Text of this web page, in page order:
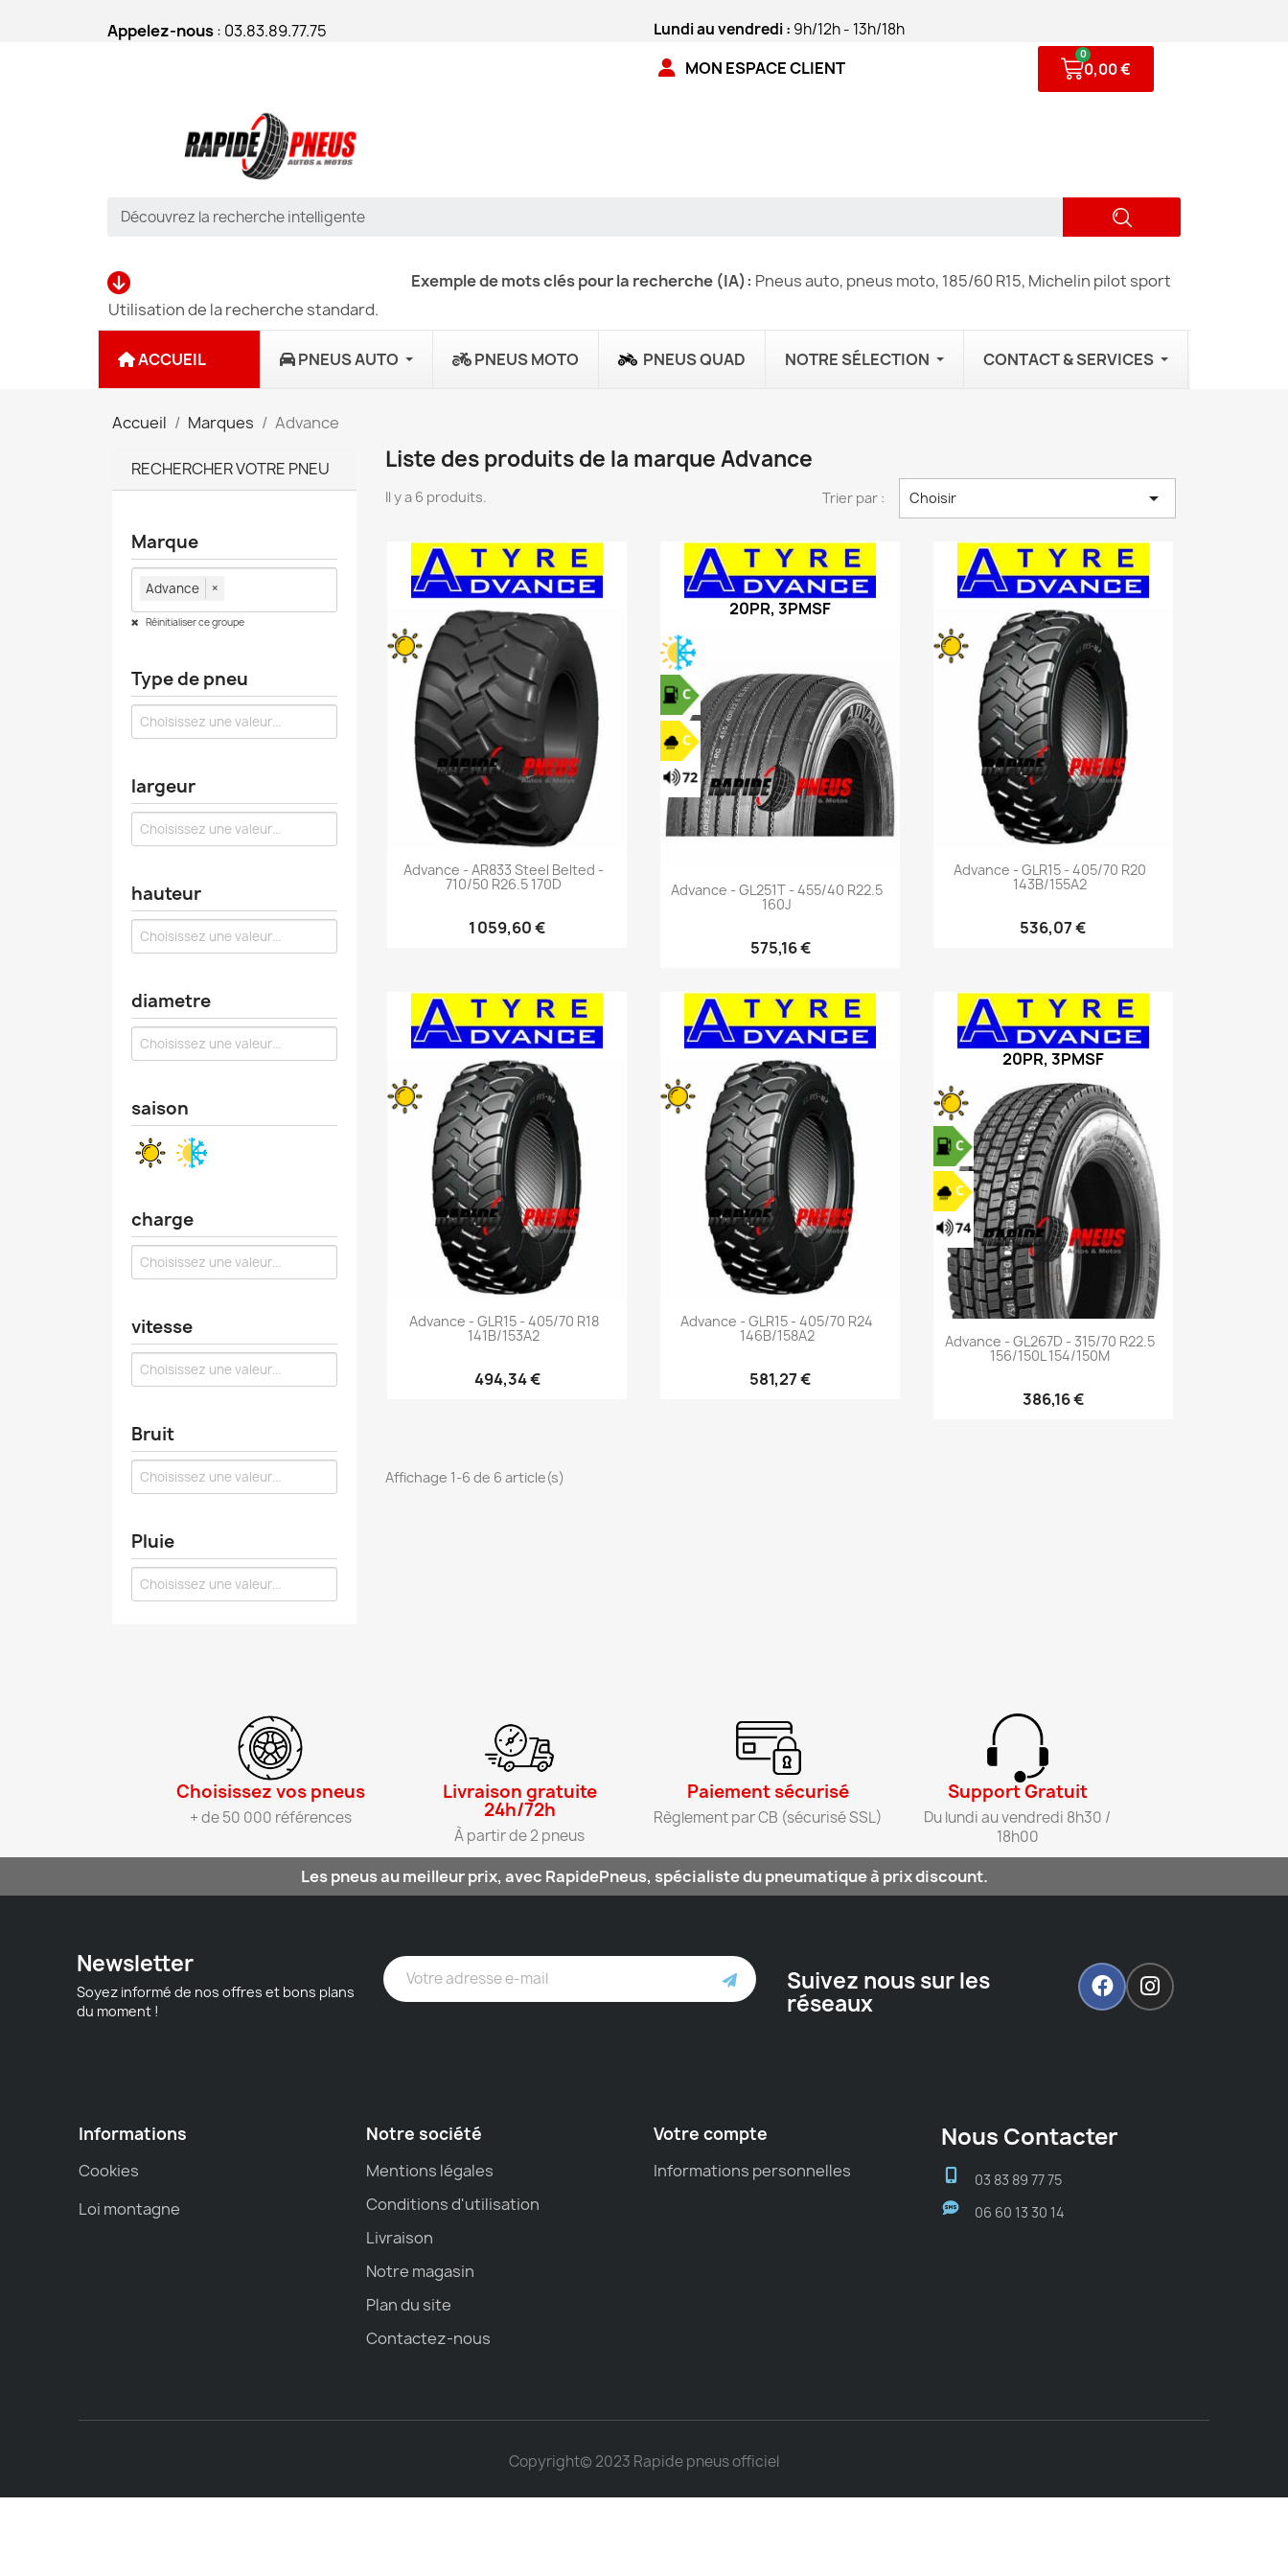
Appelez-nous: 03.83.89.77.75 Lundi au vendredi : 9h/12h - 13h/18h
MON ESPACE CLIENT 0,00 €
Utilisation de la recherche standard.
Exemple de mots clés pour la recherche (IA): Pneus auto, pneus moto, 185/60 R15, Michelin pilot sport
ACCUEIL PNEUS AUTO PNEUS MOTO PNEUS QUAD NOTRE SÉLECTION CONTACT & SERVICES
Accueil Marques Advance
RECHERCHER VOTRE PNEU
Marque
Advance ×
Réinitialiser ce groupe
Type de pneu
largeur
hauteur
diametre
saison
charge
vitesse
Bruit
Pluie
Liste des produits de la marque Advance
Il y a 6 produits. Trier par : Choisir 
Aperçu rapide
Advance - AR833 Steel Belted -
710/50 R26.5 170D
1 059,60 €
20PR, 3PMSF
Aperçu rapide
Advance - GL251T - 455/40 R22.5
160J
575,16 €
 Aperçu rapide
Advance - GLR15 - 405/70 R20
143B/155A2
536,07 €
Aperçu rapide
Advance - GLR15 - 405/70 R18
141B/153A2
494,34 €
 Aperçu rapide
Advance - GLR15 - 405/70 R24
146B/158A2
581,27 €
20PR, 3PMSF
Aperçu rapide
Advance - GL267D - 315/70 R22.5
156/150L 154/150M
386,16 €
Affichage 1-6 de 6 article(s)
Choisissez vos pneus​
+ de 50 000 références
Livraison gratuite
24h/72h​
À partir de 2 pneus​
Paiement sécurisé​
Règlement par CB (sécurisé SSL)​
Support Gratuit​
Du lundi au vendredi 8h30 /
18h00​
Les pneus au meilleur prix, avec RapidePneus, spécialiste du pneumatique à prix discount.
Newsletter
Soyez informé de nos offres et bons plans
du moment !
Suivez nous sur les
réseaux
Informations
Cookies
Loi montagne
Notre société
Mentions légales
Conditions d'utilisation
Livraison
Notre magasin
Plan du site
Contactez-nous
Votre compte
Informations personnelles
Nous Contacter
03 83 89 77 75
06 60 13 30 14
Copyright© 2023 Rapide pneus officiel